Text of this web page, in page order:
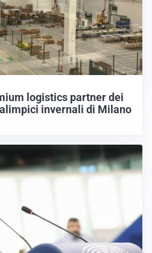
logistics partner dei
invernali di Milano